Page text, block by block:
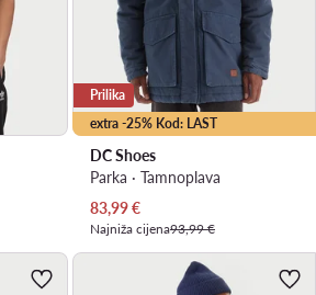
extra -25% Kod: LAST
Prilika
DC Shoes
Parka · Tamnoplava
Trenutna cijena
83,99€
Najniža cijena93,99 €